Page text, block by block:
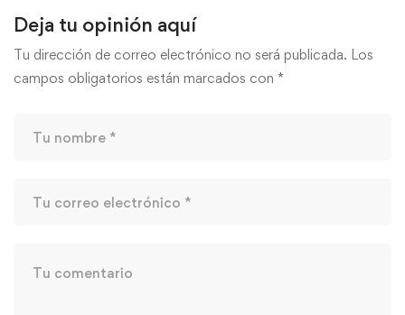
metroplús que
«Mechitas» en La
Deja tu opinión aquí
Tu dirección de correo electrónico no será publicada. Los
campos obligatorios están marcados con *